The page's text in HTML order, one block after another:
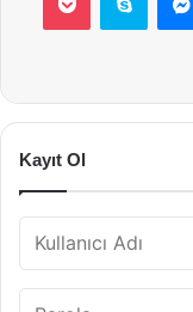
Kayıt Ol